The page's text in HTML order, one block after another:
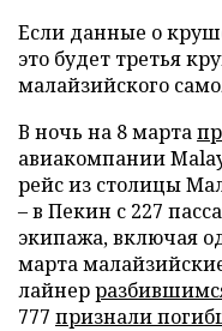
Если данные о
это будет третья
малайзийского
В ночь на 8 марта
авиакомпании
рейс из столицы
– в Пекин с 227
экипажа, включая
марта
лайнер
777 признали